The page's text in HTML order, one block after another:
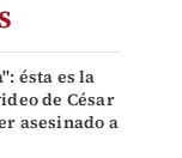
ésta es la
de César
asesinado a